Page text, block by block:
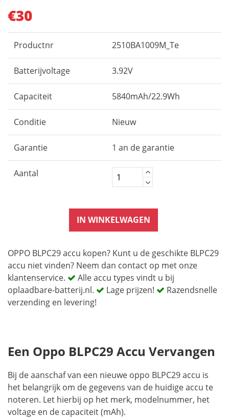
€30
Productnr 2510BA1009M_Te
Batterijvoltage 3.92V
Capaciteit 5840mAh/22.9Wh
Conditie Nieuw
Garantie 1 an de garantie
Aantal
IN WINKELWAGEN
OPPO BLPC29 accu kopen? Kunt u de geschikte BLPC29
accu niet vinden? Neem dan contact op met onze
klantenservice.
Alle accu types vindt u bij
oplaadbare-batterij.nl.
Lage prijzen!
Razendsnelle
verzending en levering!
Een Oppo BLPC29 Accu Vervangen
Bij de aanschaf van een nieuwe oppo BLPC29 accu is
het belangrijk om de gegevens van de huidige accu te
noteren. Let hierbij op het merk, modelnummer, het
voltage en de capaciteit (mAh).